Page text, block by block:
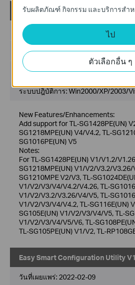
Easy Smart Configuration Utility
วันที่เผยแพร่:
ภาษา:ภาษาอังกฤษ
ขนาดไฟล์:48.63 MB
ระบบปฎิบัติการ: Win2000/XP/2003/
New Features/Enhancements:
Add support for TL-SG1428PE(UN)
SG1218MPE(UN) V4/V4.2, TL-
SG1016PE(UN) V5
Notes:
For TL-SG1428PE(UN) V1/V1.2/
SG1218MPE(UN) V1/V2/V3.2/V3.26/
SG1210MPE V2/V3, TL-
V1/V2/V3/V4/V4.2/V4.26, TL-
V1/V2/V3.2/V3.26/V4/V5, TL-
V1/V2/V3/V4/V4.2, TL-SG116E(UN)
SG105E(UN) V1/V2/V3/V4/V5, TL-
V1/V2/V3/V4/V5/V6, TL-
TL-SG105PE(UN) V1/V2, TL-
Easy Smart Configuration Utility
วันที่เผยแพร่: 2022-02-09
รับผลิตภัณฑ์ กิจกรรม และบริการสำ
ไป
ตัวเลือกอื่น ๆ